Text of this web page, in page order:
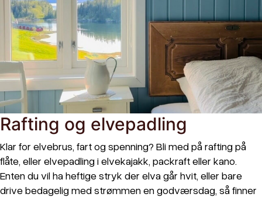
Rafting og elvepadling
Klar for elvebrus, fart og spenning? Bli med på rafting på
flåte, eller elvepadling i elvekajakk, packraft eller kano.
Enten du vil ha heftige stryk der elva går hvit, eller bare
drive bedagelig med strømmen en godværsdag, så finner